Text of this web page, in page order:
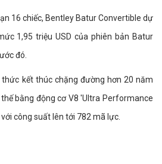
16 chiếc, Bentley Batur Convertible dự
1,95 triệu USD của phiên bản Batur
đó.
thức kết thúc chặng đường hơn 20 năm
bằng động cơ V8 'Ultra Performance
công suất lên tới 782 mã lực.